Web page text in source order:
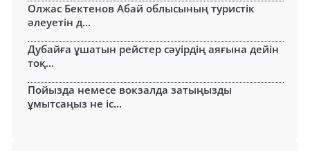
Олжас Бектенов Абай облысының туристік
әлеуетін д...
Дубайға ұшатын рейстер сәуірдің аяғына дейін
тоқ...
Пойызда немесе вокзалда затыңызды
ұмытсаңыз не іс...